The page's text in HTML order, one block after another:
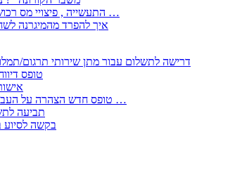
, התעשייה , פיצויי מס רכוש בגין נזק עקיף לענפי המסחר החקלאות …
!? איך להפרד מהמיגרנה
2355 דרישה לתשלום עבור מתן שירותי תרגום/
2356 –
2357
2513-2 טופס חדש הצהרה על העברה לחול הפטורה ממס בברכה גק …
266 –
267 – בקשה